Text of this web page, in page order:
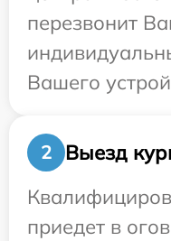
перезвонит
Вашего
2
Выезд
приедет в